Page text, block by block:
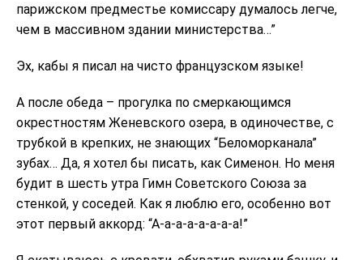
парижском предместье комиссару думалось легче,
чем в массивном здании министерства…”
Эх, кабы я писал на чисто французском языке!
А после обеда – прогулка по смеркающимся
окрестностям Женевского озера, в одиночестве, с
трубкой в крепких, не знающих “Беломорканала”
зубах… Да, я хотел бы писать, как Сименон. Но меня
будит в шесть утра Гимн Советского Союза за
стенкой, у соседей. Как я люблю его, особенно вот
этот первый аккорд: “А-а-а-а-а-а-а-а!”